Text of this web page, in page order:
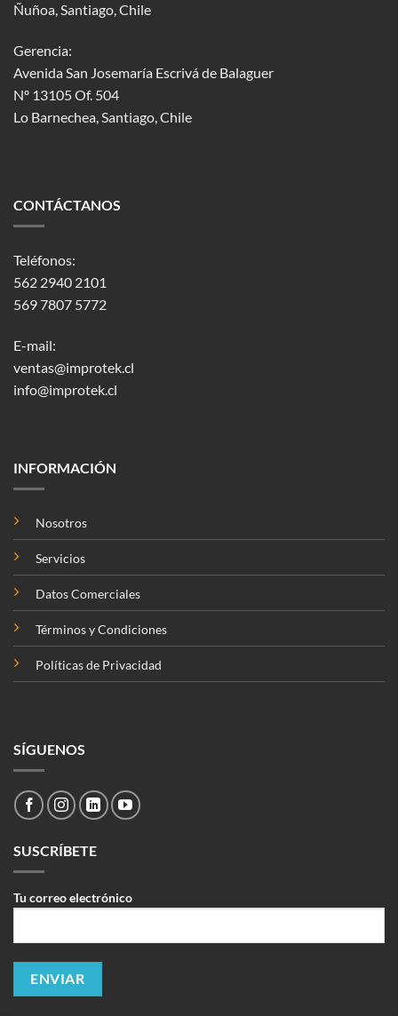
Ñuñoa, Santiago, Chile
Gerencia:
Avenida San Josemaría Escrivá de Balaguer
Nº 13105 Of. 504
Lo Barnechea, Santiago, Chile
CONTÁCTANOS
Teléfonos:
562 2940 2101
569 7807 5772
E-mail:
ventas@improtek.cl
info@improtek.cl
INFORMACIÓN
Nosotros
Servicios
Datos Comerciales
Términos y Condiciones
Políticas de Privacidad
SÍGUENOS
SUSCRÍBETE
Tu correo electrónico